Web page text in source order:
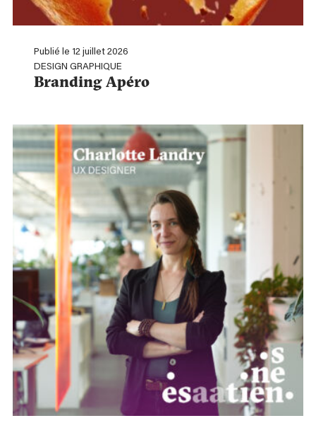
Publié le 12 juillet 2026
DESIGN GRAPHIQUE
Branding Apéro